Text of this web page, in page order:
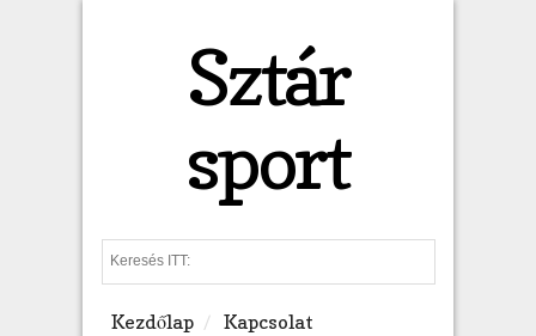
Sztár
sport
e
Kezdőlap Kapcsolat